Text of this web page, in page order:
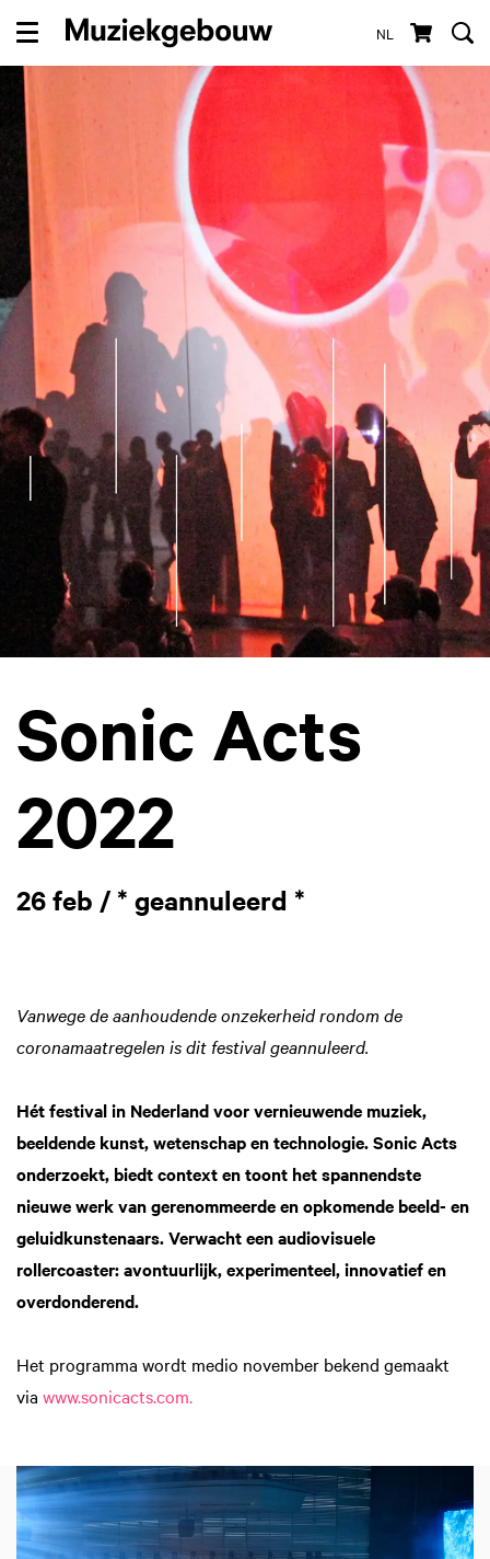
NL
Menu
Sonic Acts
2022
26 feb / * geannuleerd *
Vanwege de aanhoudende onzekerheid rondom de
coronamaatregelen is dit festival geannuleerd.
Hét festival in Nederland voor vernieuwende muziek,
beeldende kunst, wetenschap en technologie. Sonic Acts
onderzoekt, biedt context en toont het spannendste
nieuwe werk van gerenommeerde en opkomende beeld- en
geluidkunstenaars. Verwacht een audiovisuele
rollercoaster: avontuurlijk, experimenteel, innovatief en
overdonderend.
Het programma wordt medio november bekend gemaakt
via www.sonicacts.com.